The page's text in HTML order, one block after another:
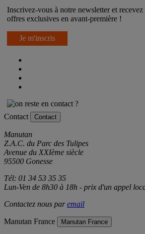
Inscrivez-vous à notre newsletter et
offres exclusives en avant-première !
Je m'inscris
Contact Contact
Manutan
Z.A.C. du Parc des Tulipes
Avenue du XXIème siècle
95500 Gonesse
Tél: 01 34 53 35 35
Lun-Ven de 8h30 à 18h - prix d'un appel
Contactez nous paremail
Manutan France Manutan France